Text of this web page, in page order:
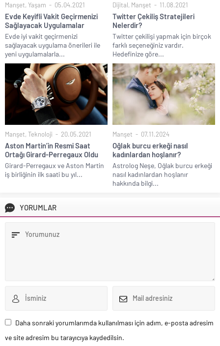
Manşet, Yaşam 05.04.2021
Evde Keyifli Vakit Geçirmenizi
Sağlayacak Uygulamalar
Evde iyi vakit geçirmenizi
sağlayacak uygulama önerileri ile
yeni uygulamalarla...
Dijital, Manşet 11.08.2021
Twitter Çekiliş Stratejileri
Nelerdir?
Twitter çekilişi yapmak için birçok
farklı seçeneğiniz vardır.
Hedefinize göre...
Manşet, Teknoloji 20.05.2021
Aston Martin’in Resmi Saat
Ortağı Girard-Perregaux Oldu
Girard-Perregaux ve Aston Martin
iş birliğinin ilk saati bu yıl...
Manşet 07.11.2024
Oğlak burcu erkeği nasıl
kadınlardan hoşlanır?
Astrolog Neşe, Oğlak burcu erkeği
nasıl kadınlardan hoşlanır
hakkında bilgi...
YORUMLAR
Daha sonraki yorumlarımda kullanılması için adım, e-posta adresim
ve site adresim bu tarayıcıya kaydedilsin.